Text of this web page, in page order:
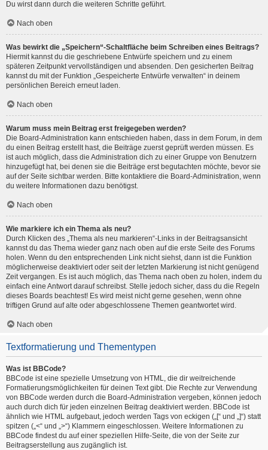
Du wirst dann durch die weiteren Schritte geführt.
Nach oben
Was bewirkt die „Speichern“-Schaltfläche beim Schreiben eines Beitrags?
Hiermit kannst du die geschriebene Entwürfe speichern und zu einem
späteren Zeitpunkt vervollständigen und absenden. Den gesicherten Beitrag
kannst du mit der Funktion „Gespeicherte Entwürfe verwalten“ in deinem
persönlichen Bereich erneut laden.
Nach oben
Warum muss mein Beitrag erst freigegeben werden?
Die Board-Administration kann entschieden haben, dass in dem Forum, in dem
du einen Beitrag erstellt hast, die Beiträge zuerst geprüft werden müssen. Es
ist auch möglich, dass die Administration dich zu einer Gruppe von Benutzern
hinzugefügt hat, bei denen sie die Beiträge erst begutachten möchte, bevor sie
auf der Seite sichtbar werden. Bitte kontaktiere die Board-Administration, wenn
du weitere Informationen dazu benötigst.
Nach oben
Wie markiere ich ein Thema als neu?
Durch Klicken des „Thema als neu markieren“-Links in der Beitragsansicht
kannst du das Thema wieder ganz nach oben auf die erste Seite des Forums
holen. Wenn du den entsprechenden Link nicht siehst, dann ist die Funktion
möglicherweise deaktiviert oder seit der letzten Markierung ist nicht genügend
Zeit vergangen. Es ist auch möglich, das Thema nach oben zu holen, indem du
einfach eine Antwort darauf schreibst. Stelle jedoch sicher, dass du die Regeln
dieses Boards beachtest! Es wird meist nicht gerne gesehen, wenn ohne
triftigen Grund auf alte oder abgeschlossene Themen geantwortet wird.
Nach oben
Textformatierung und Thementypen
Was ist BBCode?
BBCode ist eine spezielle Umsetzung von HTML, die dir weitreichende
Formatierungsmöglichkeiten für deinen Text gibt. Die Rechte zur Verwendung
von BBCode werden durch die Board-Administration vergeben, können jedoch
auch durch dich für jeden einzelnen Beitrag deaktiviert werden. BBCode ist
ähnlich wie HTML aufgebaut, jedoch werden Tags von eckigen („[“ und „]“) statt
spitzen („<“ und „>“) Klammern eingeschlossen. Weitere Informationen zu
BBCode findest du auf einer speziellen Hilfe-Seite, die von der Seite zur
Beitragserstellung aus zugänglich ist.